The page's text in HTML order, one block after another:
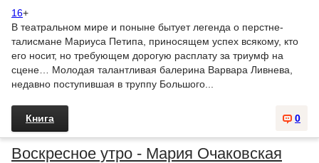
16+
В театральном мире и поныне бытует легенда о перстне-
талисмане Мариуса Петипа, приносящем успех всякому, кто
его носит, но требующем дорогую расплату за триумф на
сцене… Молодая талантливая балерина Варвара Ливнева,
недавно поступившая в труппу Большого...
0
Книга
Воскресное утро - Мария Очаковская